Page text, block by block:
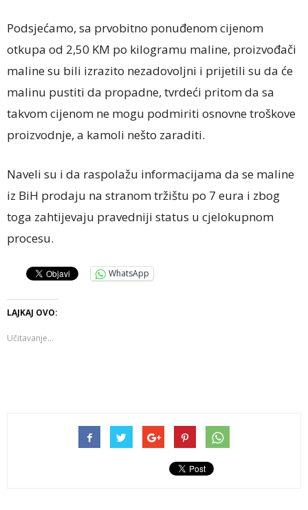
Podsjećamo, sa prvobitno ponuđenom cijenom
otkupa od 2,50 KM po kilogramu maline, proizvođači
maline su bili izrazito nezadovoljni i prijetili su da će
malinu pustiti da propadne, tvrdeći pritom da sa
takvom cijenom ne mogu podmiriti osnovne troškove
proizvodnje, a kamoli nešto zaraditi.
Naveli su i da raspolažu informacijama da se maline
iz BiH prodaju na stranom tržištu po 7 eura i zbog
toga zahtijevaju pravedniji status u cjelokupnom
procesu.
WhatsApp
LAJKAJ OVO:
Učitavanje...